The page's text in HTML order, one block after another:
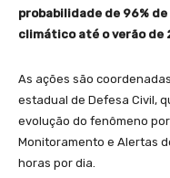
probabilidade de 96%
climático até o verão de
As ações são
estadual de Defesa Civil,
evolução do fenômeno
Monitoramento e Alertas
horas por dia.